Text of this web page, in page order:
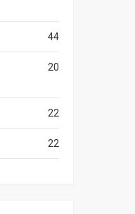
44
20
22
22